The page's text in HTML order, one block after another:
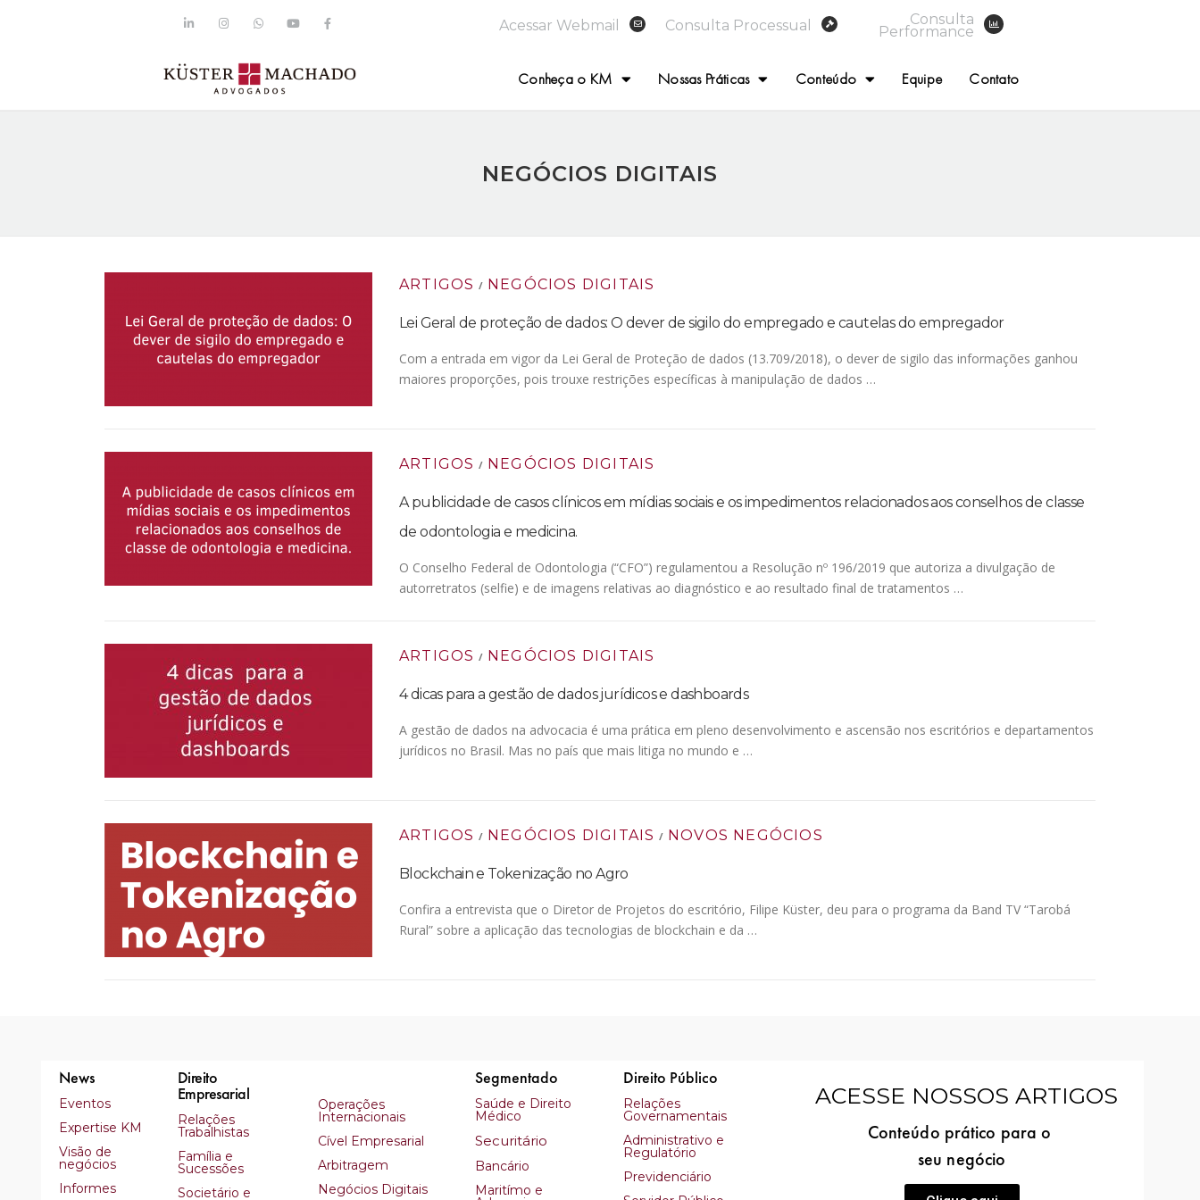
Acessar Webmail Consulta Processual Consulta
Performance
Conheça o KM Nossas Práticas Conteúdo Equipe Contato
NEGÓCIOS DIGITAIS
ARTIGOS / NEGÓCIOS DIGITAIS
Lei Geral de proteção de dados: O dever de sigilo do empregado e cautelas do empregador
Com a entrada em vigor da Lei Geral de Proteção de dados (13.709/2018), o dever de sigilo das informações ganhou
maiores proporções, pois trouxe restrições específicas à manipulação de dados …
ARTIGOS / NEGÓCIOS DIGITAIS
A publicidade de casos clínicos em mídias sociais e os impedimentos relacionados aos conselhos de classe
de odontologia e medicina.
O Conselho Federal de Odontologia (“CFO”) regulamentou a Resolução nº 196/2019 que autoriza a divulgação de
autorretratos (selfie) e de imagens relativas ao diagnóstico e ao resultado final de tratamentos …
ARTIGOS / NEGÓCIOS DIGITAIS
4 dicas para a gestão de dados jurídicos e dashboards
A gestão de dados na advocacia é uma prática em pleno desenvolvimento e ascensão nos escritórios e departamentos
jurídicos no Brasil. Mas no país que mais litiga no mundo e …
ARTIGOS / NEGÓCIOS DIGITAIS / NOVOS NEGÓCIOS
Blockchain e Tokenização no Agro
Confira a entrevista que o Diretor de Projetos do escritório, Filipe Küster, deu para o programa da Band TV “Tarobá
Rural” sobre a aplicação das tecnologias de blockchain e da …
News
Eventos
Expertise KM
Visão de
negócios
Informes
Direito
Empresarial
Relações
Trabalhistas
Família e
Sucessões
Societário e
Operações
Internacionais
Cível Empresarial
Arbitragem
Negócios Digitais
Segmentado
Saúde e Direito
Médico
Securitário
Bancário
Maritímo e
Direito Público
Relações
Governamentais
Administrativo e
Regulatório
Previdenciário
ACESSE NOSSOS ARTIGOS
Conteúdo prático para o
seu negócio